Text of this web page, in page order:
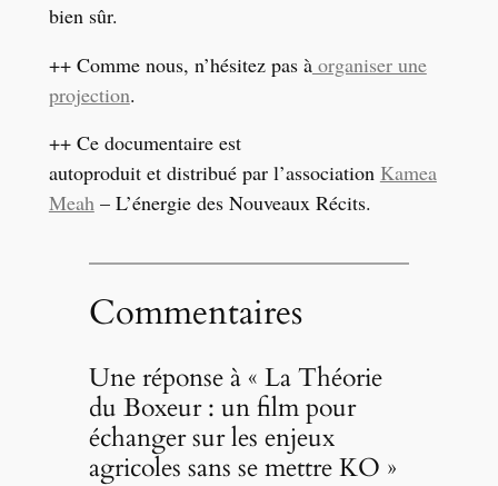
bien sûr.
++ Comme nous, n’hésitez pas àorganiser une
projection.
++ Ce documentaire est
autoproduit et distribué par l’association Kamea
Meah– L’énergie des Nouveaux Récits.
Commentaires
Une réponse à « La Théorie
du Boxeur : un film pour
échanger sur les enjeux
agricoles sans se mettre KO »